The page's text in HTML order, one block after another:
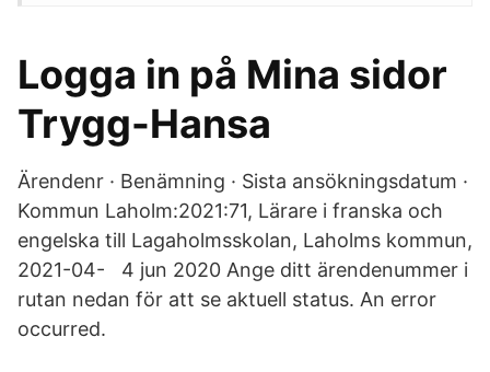
Logga in på Mina sidor
Trygg-Hansa
Ärendenr · Benämning · Sista ansökningsdatum ·
Kommun Laholm:2021:71, Lärare i franska och
engelska till Lagaholmsskolan, Laholms kommun,
2021-04- 4 jun 2020 Ange ditt ärendenummer i
rutan nedan för att se aktuell status. An error
occurred.